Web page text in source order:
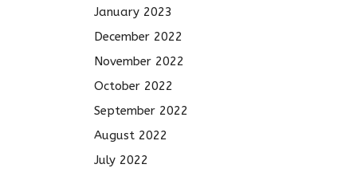
January 2023
December 2022
November 2022
October 2022
September 2022
August 2022
July 2022